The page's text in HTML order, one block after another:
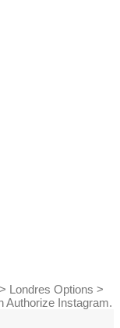
Londres Options >
Authorize Instagram.